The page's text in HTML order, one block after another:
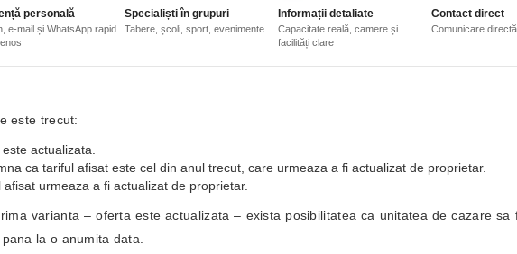
personală
e-mail și WhatsApp rapid
Specialiști în grupuri
Tabere, școli, sport, evenimente
Informații detaliate
Capacitate reală, camere și
facilități clare
Contact direct
Comunicare
este trecut:
actualizata.
ca tariful afisat este cel din anul trecut, care urmeaza a fi actualizat de proprietar.
urmeaza a fi actualizat de proprietar.
varianta – oferta este actualizata – exista posibilitatea ca unitatea de cazare sa
la o anumita data.